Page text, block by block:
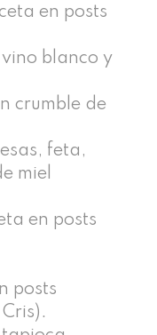
en posts
blanco y
crumble de
feta,
miel
en posts
posts